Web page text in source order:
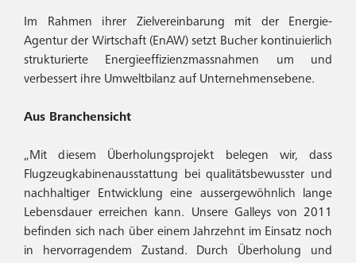
Im Rahmen ihrer Zielvereinbarung mit der Energie-
Agentur der Wirtschaft (EnAW) setzt Bucher kontinuierlich
strukturierte Energieeffizienzmassnahmen um und
verbessert ihre Umweltbilanz auf Unternehmensebene.
Aus Branchensicht
„Mit diesem Überholungsprojekt belegen wir, dass
Flugzeugkabinenausstattung bei qualitätsbewusster und
nachhaltiger Entwicklung eine aussergewöhnlich lange
Lebensdauer erreichen kann. Unsere Galleys von 2011
befinden sich nach über einem Jahrzehnt im Einsatz noch
in hervorragendem Zustand. Durch Überholung und